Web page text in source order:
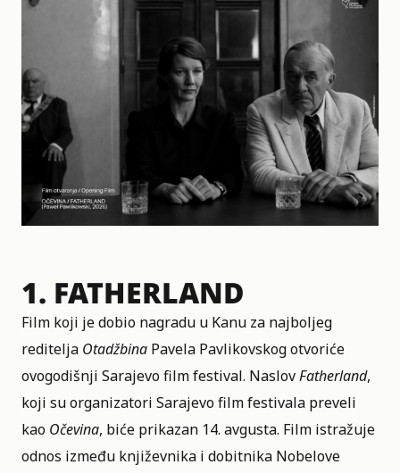
1. FATHERLAND
Film koji je dobio nagradu u Kanu za najboljeg
reditelja Otadžbina Pavela Pavlikovskog otvoriće
ovogodišnji Sarajevo film festival. NaslovFatherland,
koji su organizatori Sarajevo film festivala preveli
kao Očevina, biće prikazan 14. avgusta. Film istražuje
odnos između književnika i dobitnika Nobelove